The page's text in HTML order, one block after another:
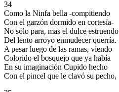
34
Como la Ninfa bella -compitiendo
Con el garzón dormido en cortesía-
No sólo para, mas el dulce estruendo
Del lento arroyo enmudecer querría.
A pesar luego de las ramas, viendo
Colorido el bosquejo que ya había
En su imaginación Cupido hecho
Con el pincel que le clavó su pecho,